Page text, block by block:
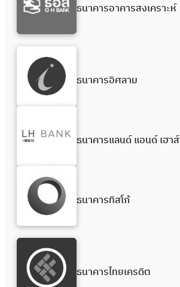
ธนาคารอาคารสงเคราะห์
ธนาคารอิศลาม
ธนาคารแลนด์ แอนด์ เฮาส์
ธนาคารทิสโก้
ธนาคารไทยเครดิต